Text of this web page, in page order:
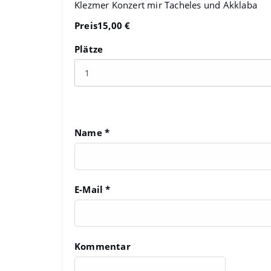
Klezmer Konzert mir Tacheles und Akklaba
Preis15,00 €
Plätze
Name *
E-Mail*
Kommentar